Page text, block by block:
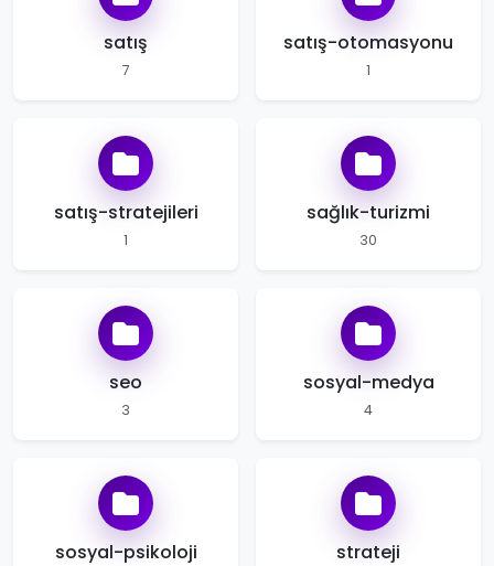
satış
7
satış-otomasyonu
1
satış-stratejileri
1
sağlık-turizmi
30
seo
3
sosyal-medya
4
sosyal-psikoloji strateji